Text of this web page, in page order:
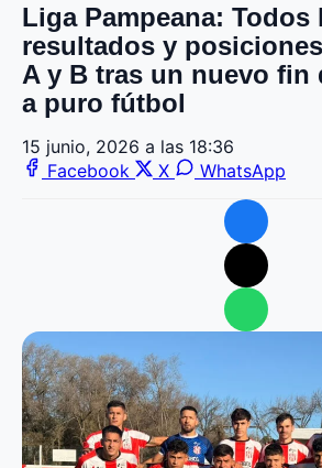
Liga Pampeana: Todos
resultados y
A y B tras un nuevo fin
a puro fútbol
15 junio, 2026 a las 18:36
Facebook
X WhatsApp